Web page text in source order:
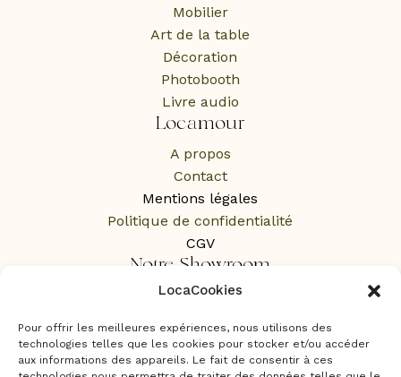
LocaCookies
Pour offrir les meilleures expériences, nous utilisons des
technologies telles que les cookies pour stocker et/ou accéder
aux informations des appareils. Le fait de consentir à ces
Mobilier
Art de la table
Décoration
Photobooth
Livre audio
Locamour
A propos
Contact
Mentions légales
Politique de confidentialité
CGV
Notre Showroom
1 Rue des Rochers,
Sur RDV uniquement